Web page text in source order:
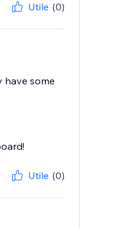
Utile (0)
have some
Utile (0)